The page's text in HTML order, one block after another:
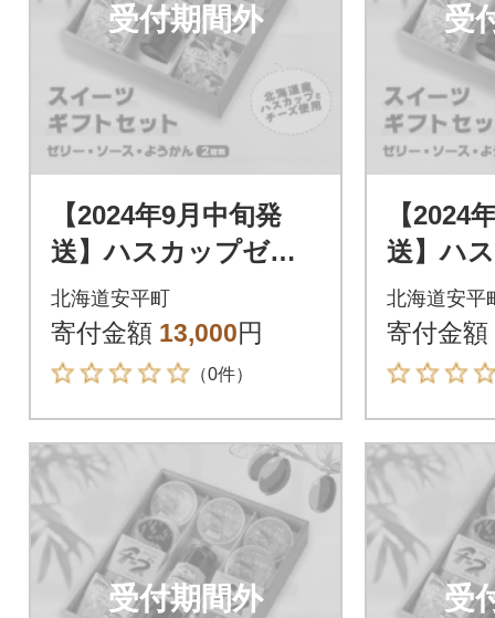
受付期間外
【2024年9月中旬発
送】ハスカップゼリ
ー&ソース・チーズよ
うかん詰め合わせセ
ット
北海道安平町
寄付金額 13,000円
（0件）
受
【2024
送】ハ
ー&ソー
うかん
ット
北海道安平
寄付金額
受付期間外 受